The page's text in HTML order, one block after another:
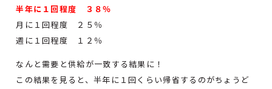
半年に１回程度 ３８％
月に１回程度 ２５％
週に１回程度 １２％
なんと需要と供給が一致する結果に！
この結果を見ると、半年に１回くらい帰省するのがちょうど